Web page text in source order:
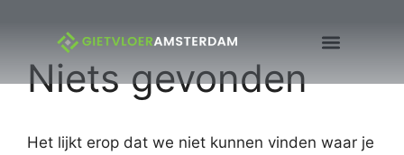
Niets gevonden
Het lijkt erop dat we niet kunnen vinden waar je